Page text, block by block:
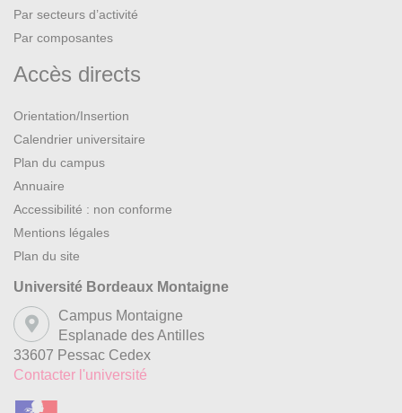
Par secteurs d’activité
Par composantes
Accès directs
Orientation/Insertion
Calendrier universitaire
Plan du campus
Annuaire
Accessibilité : non conforme
Mentions légales
Plan du site
Université Bordeaux Montaigne
Campus Montaigne
Esplanade des Antilles
33607 Pessac Cedex
Contacter l'université